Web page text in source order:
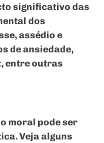
significativo das
dos
assédio e
de ansiedade,
entre outras
moral pode ser
Veja alguns